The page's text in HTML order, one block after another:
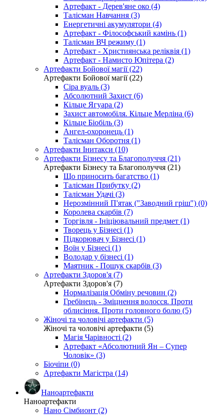
Артефакт - Дерев'яне око (4)
Талісман Навчання (3)
Енергетичні акумулятори (4)
Артефакт - Філософський камінь (1)
Талісман ВЧ режиму (1)
Артефакт - Християнська реліквія (1)
Артефакт - Намисто Юпітера (2)
Артефакти Бойової магії (22)
Артефакти Бойової магії (22)
Сіра вуаль (3)
Абсолютний Захист (6)
Кільце Ягуара (2)
Захист автомобіля. Кільце Мерліна (6)
Кільце Біобіль (3)
Ангел-охоронець (1)
Талісман Оборотня (1)
Артефакти Інитакси (10)
Артефакти Бізнесу та Благополуччя (21)
Артефакти Бізнесу та Благополуччя (21)
Що приносить багатство (1)
Талісман Прибутку (2)
Талісман Удачі (3)
Нерозмінний П'ятак ("Заводний гріш") (0)
Королева скарбів (7)
Торгівля - Ініціювальний предмет (1)
Творець у Бізнесі (1)
Підкорювач у Бізнесі (1)
Воїн у Бізнесі (1)
Володар у бізнесі (1)
Маятник - Пошук скарбів (3)
Артефакти Здоров'я (7)
Артефакти Здоров'я (7)
Нормалізація Обміну речовин (2)
Гребінець - Зміцнення волосся. Проти
облисіння. Проти головного болю (5)
Жіночі та чоловічі артефакти (5)
Жіночі та чоловічі артефакти (5)
Магія Чарівності (2)
Артефакт «Абсолютний Ян – Супер
Чоловік» (3)
Біочіпи (0)
Артефакти Магістра (14)
Наноартефакти
Наноартефакти
Нано Сімбионт (2)